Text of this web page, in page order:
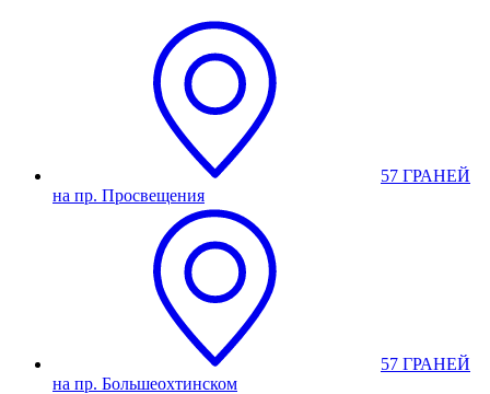
57 ГРАНЕЙ
на пр. Просвещения
57 ГРАНЕЙ
на пр. Большеохтинском